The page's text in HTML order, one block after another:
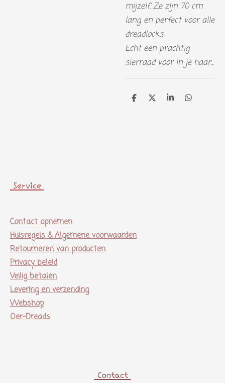
mijzelf. Ze zijn 70 cm
lang en perfect voor alle
dreadlocks.
Echt een prachtig
sierraad voor in je haar...
D D S D
Service
Contact opnemen
Huisregels & Algemene voorwaarden
Retourneren van producten
Privacy beleid
Veilig betalen
Levering en verzending
Webshop
Oer-Dreads
Contact